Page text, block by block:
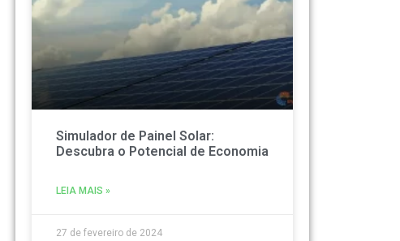
Simulador de Painel Solar:
Descubra o Potencial de Economia
LEIA MAIS »
27 de fevereiro de 2024